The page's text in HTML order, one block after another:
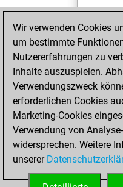
bullet
=0 -7
slow
=0 -1
Wir verwenden Cookies
um bestimmte
Nutzererfahrungen zu
Inhalte auszuspielen.
Verwendungszweck
erforderlichen Cookies
Marketing-Cookies
Verwendung von
widersprechen. Weitere
unserer